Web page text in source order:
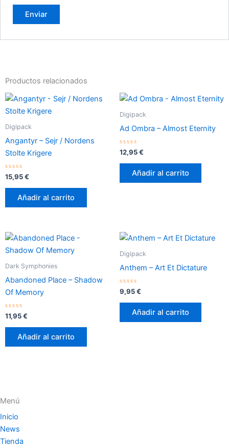
Productos relacionados
Digipack
Angantyr – Sejr / Nordens
Stolte Krigere
Valorado
con
0
15,95€
Añadir al carrito
Digipack
Ad Ombra – Almost Eternity
Valorado
con
0
12,95€
Añadir al carrito
Dark Symphonies
Abandoned Place – Shadow
Of Memory
Valorado
con
0
11,95€
Añadir al carrito
Digipack
Anthem – Art Et Dictature
Valorado
con
0
9,95€
Añadir al carrito
Menú
Inicio
News
Tienda